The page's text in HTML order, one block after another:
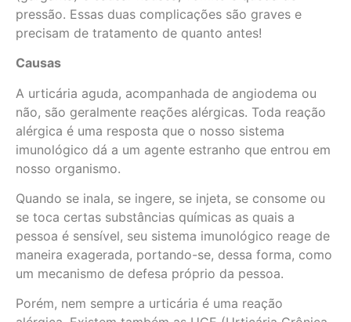
pressão. Essas duas complicações são graves e
precisam de tratamento de quanto antes!
Causas
A urticária aguda, acompanhada de angiodema ou
não, são geralmente reações alérgicas. Toda reação
alérgica é uma resposta que o nosso sistema
imunológico dá a um agente estranho que entrou em
nosso organismo.
Quando se inala, se ingere, se injeta, se consome ou
se toca certas substâncias químicas as quais a
pessoa é sensível, seu sistema imunológico reage de
maneira exagerada, portando-se, dessa forma, como
um mecanismo de defesa próprio da pessoa.
Porém, nem sempre a urticária é uma reação